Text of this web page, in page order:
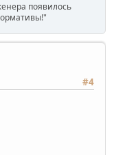
появилось
#4